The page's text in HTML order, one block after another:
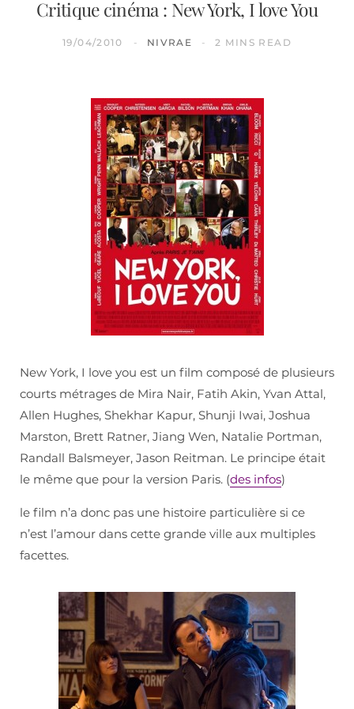
Critique cinéma : New York, I love You
19/04/2010 NIVRAE 2 MINS READ
New York, I love you est un film composé de plusieurs
courts métrages de Mira Nair, Fatih Akin, Yvan Attal,
Allen Hughes, Shekhar Kapur, Shunji Iwai, Joshua
Marston, Brett Ratner, Jiang Wen, Natalie Portman,
Randall Balsmeyer, Jason Reitman. Le principe était
le même que pour la version Paris. (des infos)
le film n’a donc pas une histoire particulière si ce
n’est l’amour dans cette grande ville aux multiples
facettes.